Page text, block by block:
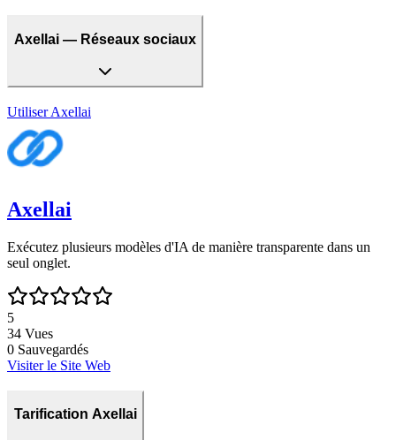
Axellai — Réseaux sociaux
Utiliser Axellai
Axellai
Exécutez plusieurs modèles d'IA de manière transparente dans un
seul onglet.
5
34 Vues
0 Sauvegardés
Visiter le Site Web
Tarification Axellai